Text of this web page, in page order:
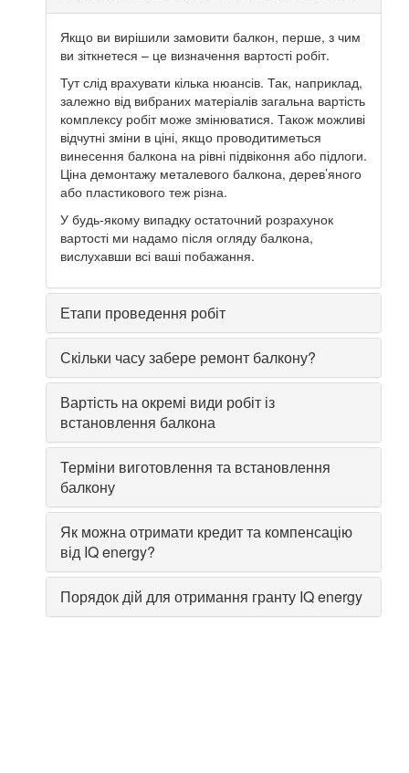
Якщо ви вирішили замовити балкон, перше, з чим
ви зіткнетеся – це визначення вартості робіт.
Тут слід врахувати кілька нюансів. Так, наприклад,
залежно від вибраних матеріалів загальна вартість
комплексу робіт може змінюватися. Також можливі
відчутні зміни в ціні, якщо проводитиметься
винесення балкона на рівні підвіконня або підлоги.
Ціна демонтажу металевого балкона, дерев’яного
або пластикового теж різна.
У будь-якому випадку остаточний розрахунок
вартості ми надамо після огляду балкона,
вислухавши всі ваші побажання.
Етапи проведення робіт
Скільки часу забере ремонт балкону?
Вартість на окремі види робіт із
встановлення балкона
Терміни виготовлення та встановлення
балкону
Як можна отримати кредит та компенсацію
від IQ energy?
Порядок дій для отримання гранту IQ energy